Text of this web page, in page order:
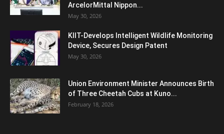
ArcelorMittal Nippon...
May 30, 2026
KIIT-Develops Intelligent Wildlife Monitoring
Device, Secures Design Patent
May 30, 2026
Union Environment Minister Announces Birth
of Three Cheetah Cubs at Kuno...
February 18, 2026